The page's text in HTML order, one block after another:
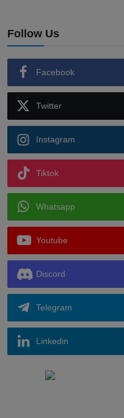
Follow Us
Facebook
Twitter
Instagram
Tiktok
Whatsapp
Youtube
Discord
Telegram
Linkedin